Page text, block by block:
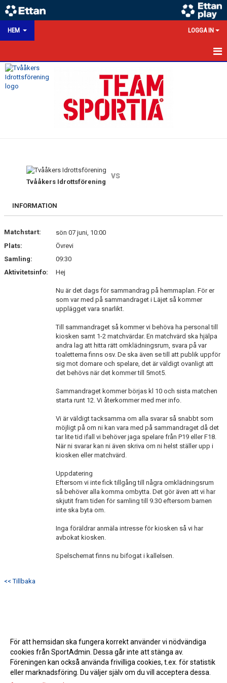
HEM LOGGA IN
HEM
VÅRA SPONSORER
KONTAKT
BILDGALLERI
KLUBBSHOP
Tvååkers Idrottsförening
vs
INFORMATION
Matchstart:
sön 07 juni, 10:00
Plats:
Övrevi
Samling:
09:30
Aktivitetsinfo:
Hej
Nu är det dags för sammandrag på hemmaplan. För er
som var med på sammandraget i Läjet så kommer
upplägget vara snarlikt.
Till sammandraget så kommer vi behöva ha personal till
kiosken samt 1-2 matchvärdar. En matchvärd ska hjälpa
andra lag att hitta rätt omklädningsrum, svara på var
toaletterna finns osv. De ska även se till att publik uppför
sig mot domare och spelare, det är väldigt ovanligt att
det behövs när det kommer till 5mot5.
Sammandraget kommer börjas kl 10 och sista matchen
starta runt 12. Vi återkommer med mer info.
Vi är väldigt tacksamma om alla svarar så snabbt som
möjligt på om ni kan vara med på sammandraget då det
tar lite tid ifall vi behöver jaga spelare från P19 eller F18.
När ni svarar kan ni även skriva om ni helst ställer upp i
kiosken eller matchvärd.
Uppdatering
Eftersom vi inte fick tillgång till några omklädningsrum
så behöver alla komma ombytta. Det gör även att vi har
skjutit fram tiden för samling till 9.30 eftersom barnen
inte ska byta om.
Inga föräldrar anmäla intresse för kiosken så vi har
avbokat kiosken.
Spelschemat finns nu bifogat i kallelsen.
<< Tillbaka
För att hemsidan ska fungera korrekt använder vi nödvändiga
cookies från SportAdmin. Dessa går inte att stänga av.
Föreningen kan också använda frivilliga cookies, t.ex. för statistik
eller marknadsföring. Du väljer själv om du vill acceptera dessa.